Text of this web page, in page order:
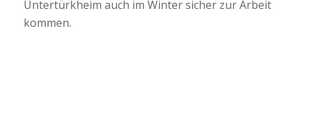
Untertürkheim auch im Winter sicher zur Arbeit
kommen.